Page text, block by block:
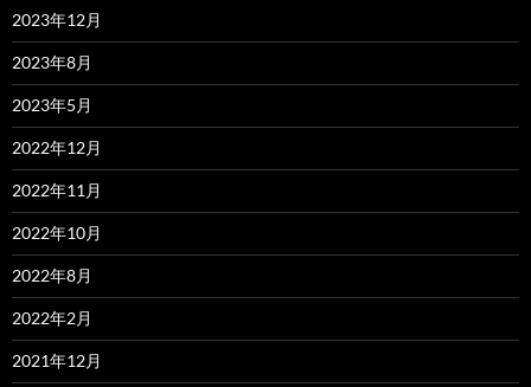
2023年12月
2023年8月
2023年5月
2022年12月
2022年11月
2022年10月
2022年8月
2022年2月
2021年12月